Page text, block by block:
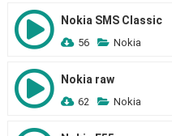
Nokia SMS Classic
56 Nokia
Nokia raw
62 Nokia